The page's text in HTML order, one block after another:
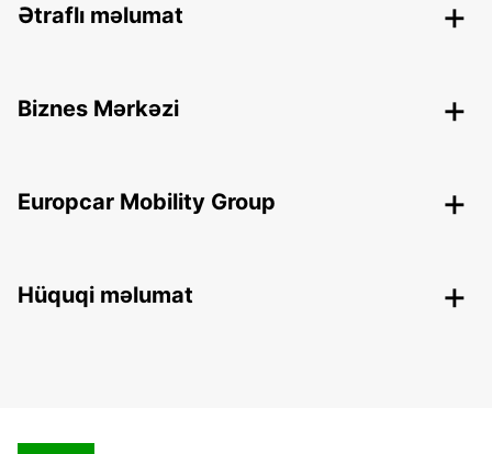
Ətraflı məlumat
Biznes Mərkəzi
Europcar Mobility Group
Hüquqi məlumat